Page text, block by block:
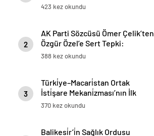
423 kez okundu
2
AK Parti Sözcüsü Ömer Çelik’ten
Özgür Özel’e Sert Tepki:
“Cumhurbaşkanımız Bizim
388 kez okundu
3
Türki̇ye–Macari̇stan Ortak
İsti̇şare Mekani̇zması’nın İlk
Toplantısı 8 Aralık’ta İstanbul’da
370 kez okundu
Balikesi̇r’i̇n Sağlık Ordusu